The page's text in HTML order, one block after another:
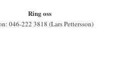
Ring oss
046-222 3818 (Lars Pettersson)